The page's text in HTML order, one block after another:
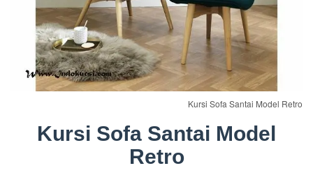
Kursi Sofa Santai Model Retro
Kursi Sofa Santai Model
Retro